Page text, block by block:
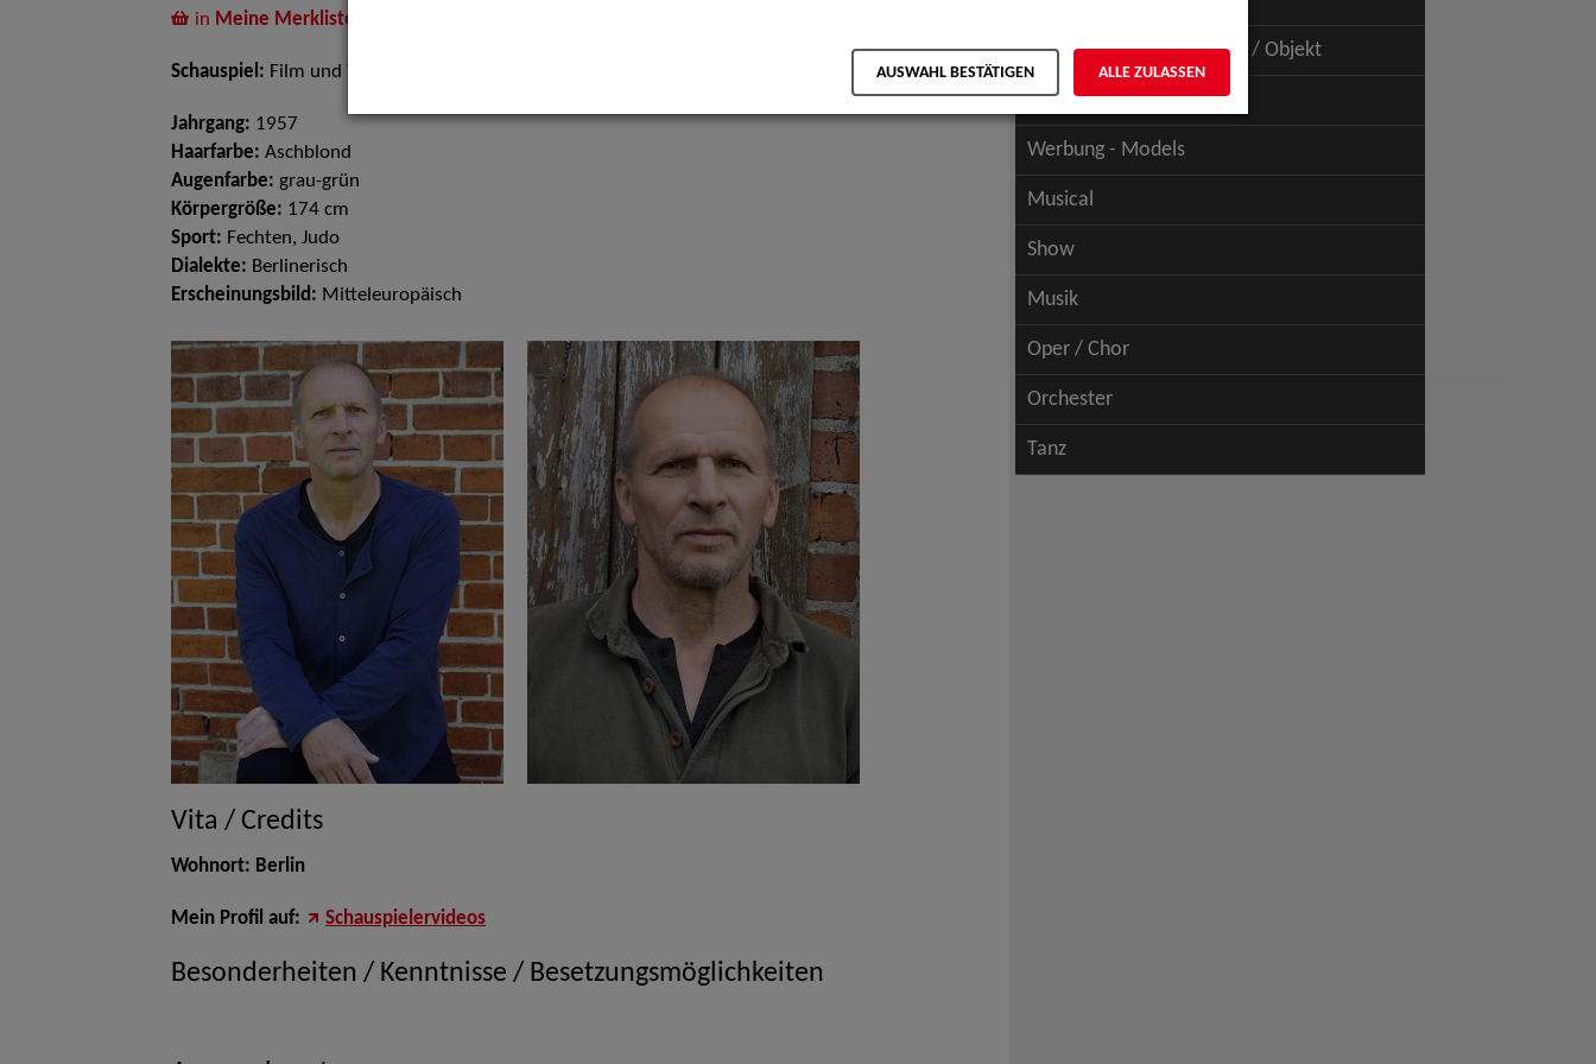
in Meine Merkliste
Schauspiel: Film und TV
Jahrgang: 1957
Haarfarbe: Aschblond
Augenfarbe: grau-grün
Körpergröße: 174 cm
Sport: Fechten, Judo
Dialekte: Berlinerisch
Erscheinungsbild: Mitteleuropäisch
Vita / Credits
Wohnort: Berlin
Mein Profil auf: Schauspielervideos
Besonderheiten / Kenntnisse / Besetzungsmöglichkeiten
Schauspiel - Figur / Puppe / Objekt
Werbung - Talents
Werbung - Models
Musical
Show
Musik
Oper / Chor
Orchester
Tanz
AUSWAHL BESTÄTIGEN ALLE ZULASSEN